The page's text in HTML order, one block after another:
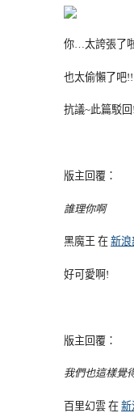
你…太誇張了啦
也太偷懶了吧!!
抗議~此篇駁
版主回覆：
誰理你啊
黑魔王 在 新浪
好可愛啊!
版主回覆：
我們也這樣覺
百里幻雲 在 新